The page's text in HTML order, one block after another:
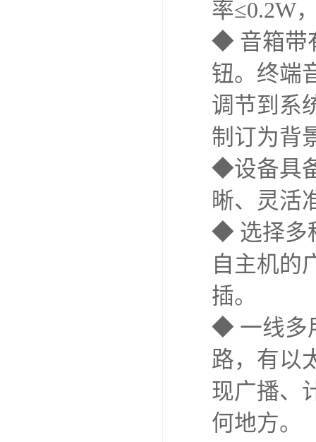
率≤0.2W
◆ 音箱带
钮。终端
调节到系
制订为背
◆设备具
晰、灵活
◆ 选择多
自主机的
插。
◆ 一线多
路，有以
现广播、
何地方。